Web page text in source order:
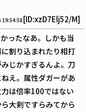
19:54:58[ID:xzD7Elj52/M]
ったなあ。しかも当
割り込まれたり相打
じかすぎるんよ。刀
え。属性ダガーがあ
は倍率100ではない
大剣ですらみてから